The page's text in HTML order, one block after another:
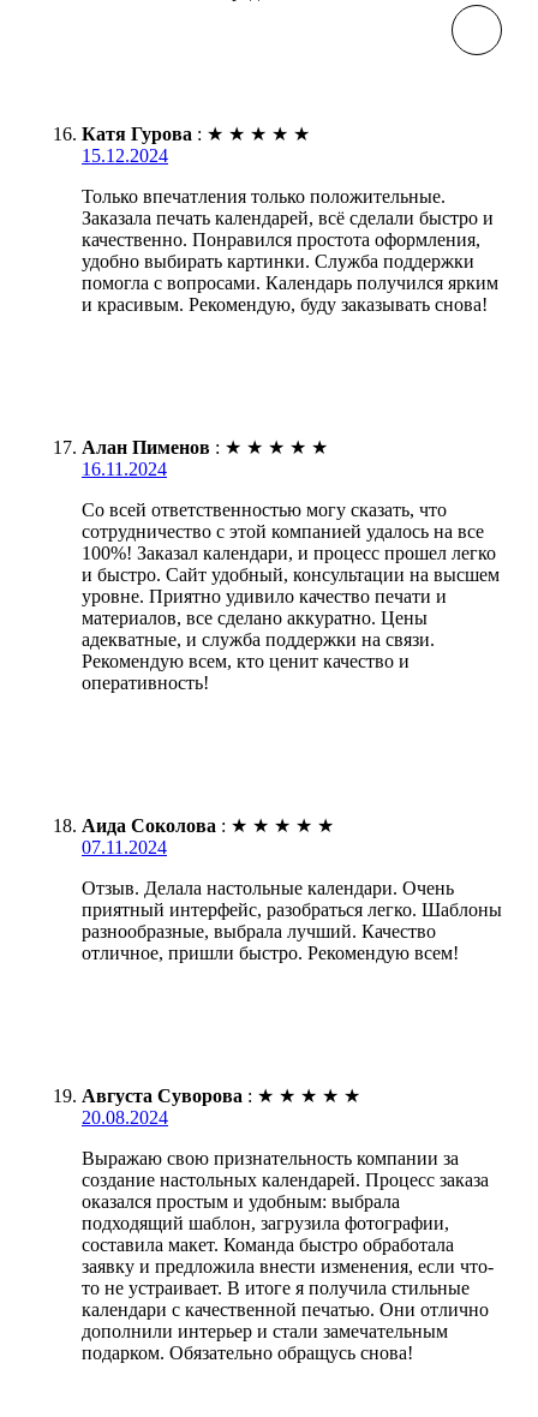
Катя Гурова : ★ ★ ★ ★ ★
15.12.2024
Только впечатления только положительные.
Заказала печать календарей, всё сделали быстро и
качественно. Понравился простота оформления,
удобно выбирать картинки. Служба поддержки
помогла с вопросами. Календарь получился ярким
и красивым. Рекомендую, буду заказывать снова!
Алан Пименов : ★ ★ ★ ★ ★
16.11.2024
Со всей ответственностью могу сказать, что
сотрудничество с этой компанией удалось на все
100%! Заказал календари, и процесс прошел легко
и быстро. Сайт удобный, консультации на высшем
уровне. Приятно удивило качество печати и
материалов, все сделано аккуратно. Цены
адекватные, и служба поддержки на связи.
Рекомендую всем, кто ценит качество и
оперативность!
Аида Соколова : ★ ★ ★ ★ ★
07.11.2024
Отзыв. Делала настольные календари. Очень
приятный интерфейс, разобраться легко. Шаблоны
разнообразные, выбрала лучший. Качество
отличное, пришли быстро. Рекомендую всем!
Августа Суворова : ★ ★ ★ ★ ★
20.08.2024
Выражаю свою признательность компании за
создание настольных календарей. Процесс заказа
оказался простым и удобным: выбрала
подходящий шаблон, загрузила фотографии,
составила макет. Команда быстро обработала
заявку и предложила внести изменения, если что-
то не устраивает. В итоге я получила стильные
календари с качественной печатью. Они отлично
дополнили интерьер и стали замечательным
подарком. Обязательно обращусь снова!